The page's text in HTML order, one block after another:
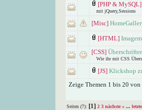
[PHP & MySQL]
mit jQuery,Sessions
[Misc]
[HTML]
[CSS]
Wie ihr mit CSS
[JS] Klickshop
Zeige Themen 1 bis 20
Seiten (7): [1] 2 3 nächste » ...